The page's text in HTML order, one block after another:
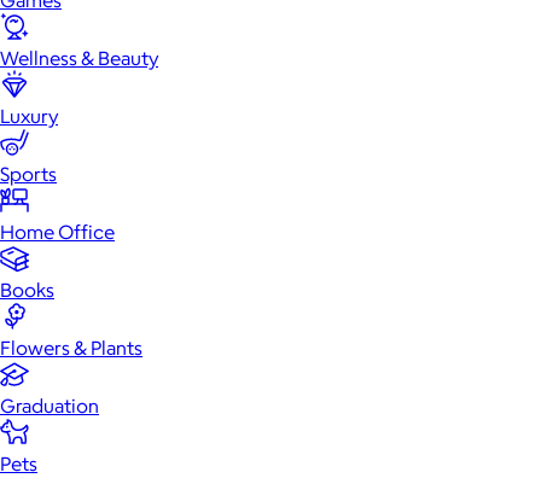
Wellness & Beauty
Luxury
Sports
Home Office
Books
Flowers & Plants
Graduation
Pets